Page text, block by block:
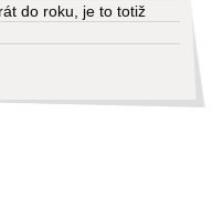
do roku, je to totiž